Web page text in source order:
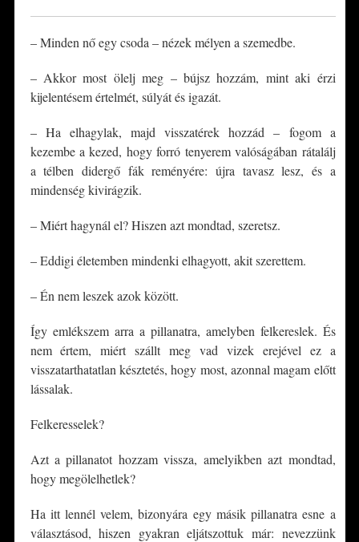
– Minden nő egy csoda – nézek mélyen a szemedbe.
– Akkor most ölelj meg – bújsz hozzám, mint aki érzi
kijelentésem értelmét, súlyát és igazát.
– Ha elhagylak, majd visszatérek hozzád – fogom a
kezembe a kezed, hogy forró tenyerem valóságában rátalálj
a télben didergő fák reményére: újra tavasz lesz, és a
mindenség kivirágzik.
– Miért hagynál el? Hiszen azt mondtad, szeretsz.
– Eddigi életemben mindenki elhagyott, akit szerettem.
– Én nem leszek azok között.
Így emlékszem arra a pillanatra, amelyben felkereslek. És
nem értem, miért szállt meg vad vizek erejével ez a
visszatarthatatlan késztetés, hogy most, azonnal magam előtt
lássalak.
Felkeresselek?
Azt a pillanatot hozzam vissza, amelyikben azt mondtad,
hogy megölelhetlek?
Ha itt lennél velem, bizonyára egy másik pillanatra esne a
választásod, hiszen gyakran eljátszottuk már: nevezzünk